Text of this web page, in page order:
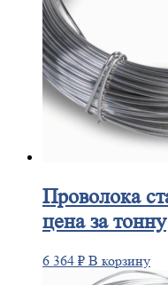
Проволока
цена за тонну
6 364 ₽ В корзину